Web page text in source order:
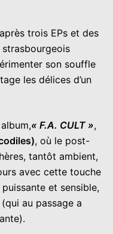
trois EPs et des
son souffle
les délices d’un
« F.A. CULT »,
, où le post-
tantôt ambient,
avec cette touche
et sensible,
(qui au passage a